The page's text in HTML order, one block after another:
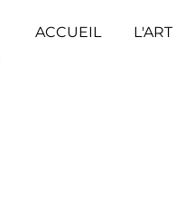
ACCUEIL